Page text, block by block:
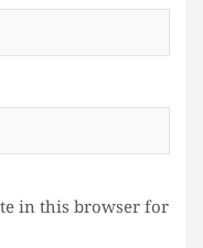
in this browser for